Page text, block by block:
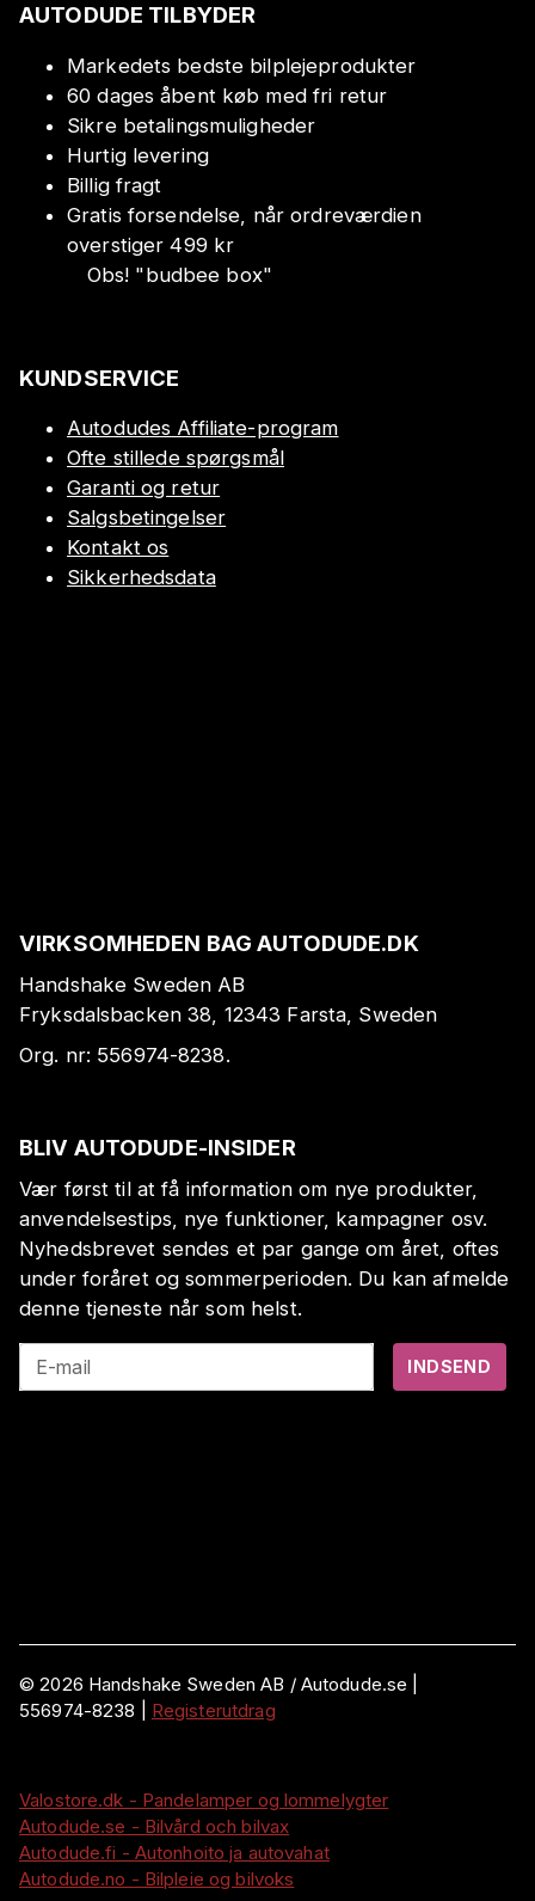
AUTODUDE TILBYDER
Markedets bedste bilplejeprodukter
60 dages åbent køb med fri retur
Sikre betalingsmuligheder
Hurtig levering
Billig fragt
Gratis forsendelse, når ordreværdien
overstiger 499 kr
Obs! "budbee box"
KUNDSERVICE
Autodudes Affiliate-program
Ofte stillede spørgsmål
Garanti og retur
Salgsbetingelser
Kontakt os
Sikkerhedsdata
VIRKSOMHEDEN BAG AUTODUDE.DK
Handshake Sweden AB
Fryksdalsbacken 38, 12343 Farsta, Sweden
Org. nr: 556974-8238.
BLIV AUTODUDE-INSIDER
Vær først til at få information om nye produkter,
anvendelsestips, nye funktioner, kampagner osv.
Nyhedsbrevet sendes et par gange om året, oftes
under foråret og sommerperioden. Du kan afmelde
denne tjeneste når som helst.
E-mail INDSEND
©2026 Handshake Sweden AB / Autodude.se |
556974-8238
Registerutdrag
Valostore.dk - Pandelamper og lommelygter
Autodude.se - Bilvård och bilvax
Autodude.fi - Autonhoito ja autovahat
Autodude.no - Bilpleie og bilvoks